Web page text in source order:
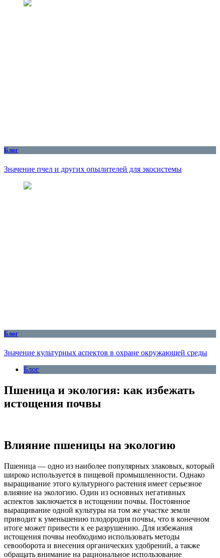
Блог
Значение пчел и других опылителей для экосистемы
Блог
Значение культурных аспектов в охране окружающей среды
Блог
Пшеница и экология: как избежать
истощения почвы
Влияние пшеницы на экологию
Пшеница — одно из наиболее популярных злаковых, который
широко используется в пищевой промышленности. Однако
выращивание этого культурного растения имеет серьезное
влияние на экологию. Один из основных негативных
аспектов заключается в истощении почвы. Постоянное
выращивание одной культуры на том же участке земли
приводит к уменьшению плодородия почвы, что в конечном
итоге может привести к ее разрушению. Для избежания
истощения почвы необходимо использовать методы
севооборота и внесения органических удобрений, а также
обращать внимание на рациональное использование